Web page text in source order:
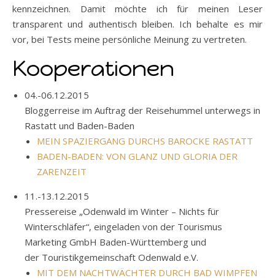
kennzeichnen. Damit möchte ich für meinen Leser
transparent und authentisch bleiben. Ich behalte es mir
vor, bei Tests meine persönliche Meinung zu vertreten.
Kooperationen
04.-06.12.2015
Bloggerreise im Auftrag der Reisehummel unterwegs in
Rastatt und Baden-Baden
MEIN SPAZIERGANG DURCHS BAROCKE RASTATT
BADEN-BADEN: VON GLANZ UND GLORIA DER
ZARENZEIT
11.-13.12.2015
Pressereise „Odenwald im Winter – Nichts für
Winterschläfer“, eingeladen von der Tourismus
Marketing GmbH Baden-Württemberg und
der Touristikgemeinschaft Odenwald e.V.
MIT DEM NACHTWÄCHTER DURCH BAD WIMPFEN